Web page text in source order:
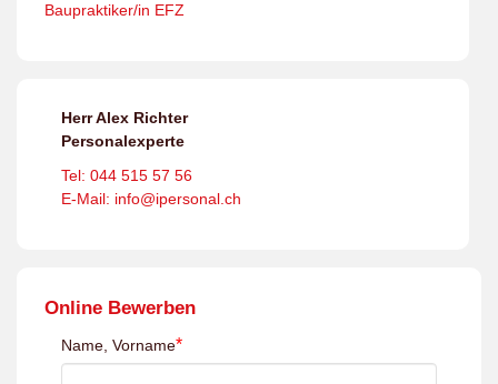
Baupraktiker/in EFZ
Herr Alex Richter
Personalexperte
Tel: 044 515 57 56
E-Mail: info@ipersonal.ch
Online Bewerben
Name, Vorname*